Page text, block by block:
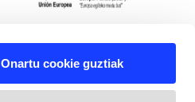
Onartu cookie guztiak